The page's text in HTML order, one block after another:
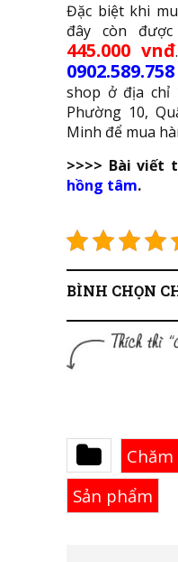
Đặc biệt khi
đây còn
445.000 vnđ
0902.589.758
shop ở địa chỉ
Phường 10,
Minh để mua
>>>> Bài viết
hồng tâm.
BÌNH CHỌN
Sản phẩm